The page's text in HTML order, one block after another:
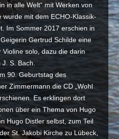
in alle Welt“ mit Werken von
mit dem ECHO-Klassik-
Im Sommer 2017 erschien in
Gertrud Schilde eine
solo, dazu die darin
S. Bach.
90. Geburtstag des
Zimmermann die CD „Wohl
Es erklingen dort
über ein Thema von Hugo
Hugo Distler selbst, zum Teil
St. Jakobi Kirche zu Lübeck,